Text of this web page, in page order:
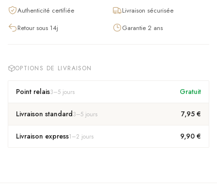
Authenticité certifiée
Livraison sécurisée
Retour sous 14j
Garantie 2 ans
OPTIONS DE LIVRAISON
Point relais3–5 jours Gratuit
Livraison standard3–5 jours 7,95 €
Livraison express1–2 jours 9,90 €